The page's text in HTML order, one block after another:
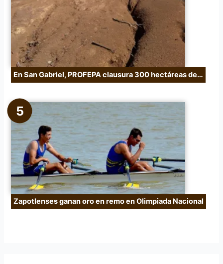
En San Gabriel, PROFEPA clausura 300 hectáreas de…
Zapotlenses ganan oro en remo en Olimpiada Nacional